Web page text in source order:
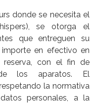
donde se necesita el
se otorga el
que entreguen su
en efectivo en
con el fin de
los aparatos. El
la normativa
personales, a la